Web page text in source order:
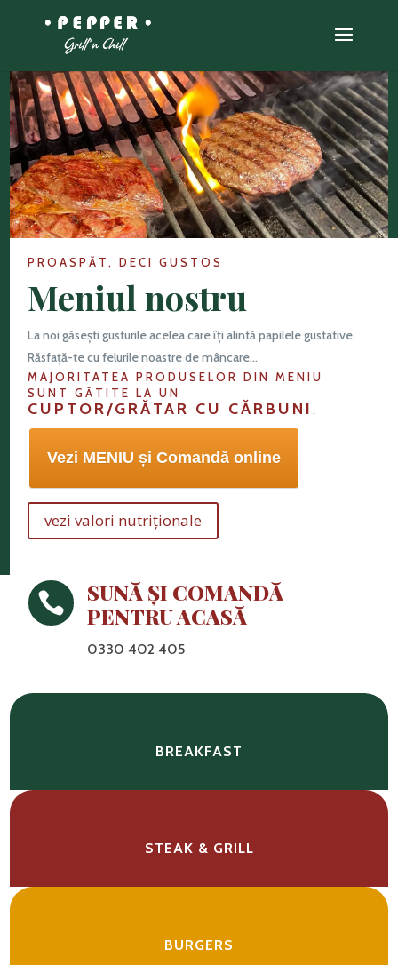
PROASPĂT, DECI GUSTOS
Meniul nostru
La noi găsești gusturile acelea care îți alintă papilele gustative.
Răsfață-te cu felurile noastre de mâncare…
MAJORITATEA PRODUSELOR DIN MENIU
SUNT GĂTITE LA UN
CUPTOR/GRĂTAR CU CĂRBUNI.
Vezi MENIU și Comandă online
vezi valori nutriționale

SUNĂ ȘI COMANDĂ
PENTRU ACASĂ
0330 402 405
BREAKFAST
STEAK & GRILL
BURGERS